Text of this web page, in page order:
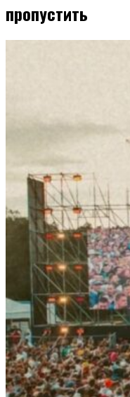
пропустить